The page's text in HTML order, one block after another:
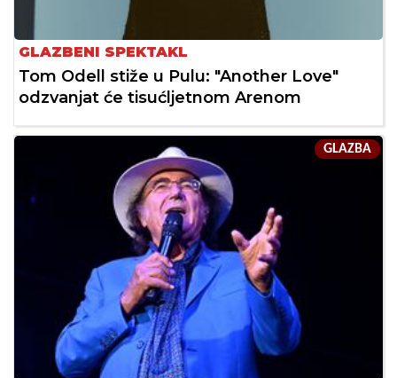
GLAZBENI SPEKTAKL
Tom Odell stiže u Pulu: "Another Love"
odzvanjat će tisućljetnom Arenom
GLAZBA